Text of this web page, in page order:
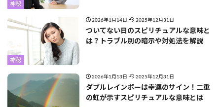
神秘
神秘
2026年1月14日 2025年12月31日
ついてない日のスピリチュアルな意味と
は？トラブル別の暗示や対処法を解説
2026年1月13日 2025年12月31日
ダブルレインボーは幸運のサイン！二重
の虹が示すスピリチュアルな意味とは